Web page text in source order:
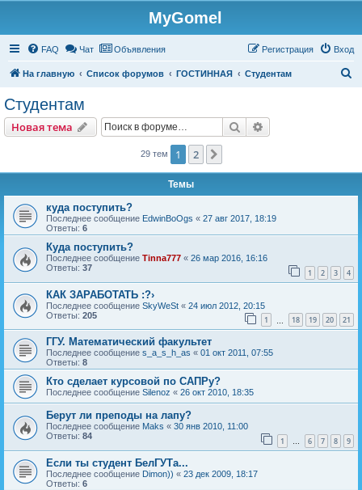
MyGomel
FAQ Чат Объявления Вход
Регистрация
На главную Список форумов ГОСТИННАЯ Студентам
Студентам
Новая тема
Новаятема Поиск
29 тем 1 2
Темы
куда поступить?
Последнее сообщение EdwinBoOgs « 27 авг 2017, 18:19
Ответы: 6
Куда поступить?
Последнее сообщение Tinna777 « 26 мар 2016, 16:16
Ответы: 37 1 2 3 4
КАК ЗАРАБОТАТЬ :?›
Последнее сообщение SkyWeSt « 24 июл 2012, 20:15
Ответы: 205 1 18 19 20 21
ГГУ. Математический факультет
Последнее сообщение s_a_s_h_as « 01 окт 2011, 07:55
Ответы: 8
Кто сделает курсовой по САПРу?
Последнее сообщение Silenoz « 26 окт 2010, 18:35
Берут ли преподы на лапу?
Последнее сообщение Maks « 30 янв 2010, 11:00
Ответы: 84 1 … 6 7 8 9
Если ты студент БелГУТа...
Последнее сообщение Dimon)) « 23 дек 2009, 18:17
Ответы: 6